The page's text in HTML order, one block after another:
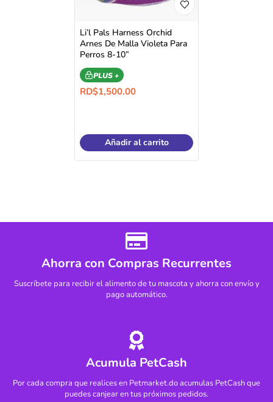
Li’l Pals Harness Orchid
Arnes De Malla Violeta Para
Perros 8-10”
PLUS +
RD$1,500.00
Añadir al carrito
Ahorra con Compras Recurrentes
Suscríbete para recibir el alimento de tu mascota y ahorra con envío y
pago automático.
Acumula PetCash
Por cada compra que realices en Petmarket.do acumulas PetCash que
puedes canjear en tus próximos pedidos.